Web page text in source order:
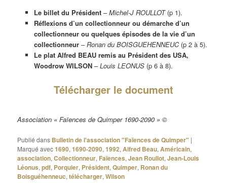
Le billet du Président –Michel-J ROULLOT(p 1).
Réflexions d’un collectionneur ou démarche d’un
collectionneur ou quelques épisodes de la vie d’un
collectionneur–Ronan du BOISGUEHENNEUC(p 2 à 5).
Le plat Alfred BEAU remis au Président des USA,
Woodrow WILSON –Louis LEONUS(p 6 à 8).
Télécharger le document
Association « Faïences de Quimper 1690-2090 » ©
Publié dans Bulletin de l'association "Faïences de Quimper" |
Marqué avec1690,1690-2090,1992,Alfred Beau,Américain,
association,Collectionneur, Faïences,Jean Roullot,Jean-Louis
Léonus,pdf, Porquier, Président,Quimper, Ronan du
Boisguéhenneuc,télécharger,Wilson